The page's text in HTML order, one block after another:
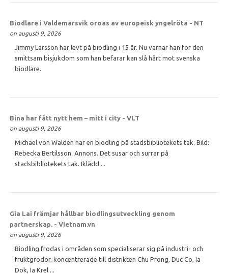
Biodlare i Valdemarsvik oroas av europeisk yngelröta - NT
on augusti 9, 2026
Jimmy Larsson har levt på biodling i 15 år. Nu varnar han för den
smittsam bisjukdom som han befarar kan slå hårt mot svenska
biodlare.
Bina har fått nytt hem – mitt i city - VLT
on augusti 9, 2026
Michael von Walden har en biodling på stadsbibliotekets tak. Bild:
Rebecka Bertilsson. Annons. Det susar och surrar på
stadsbibliotekets tak. Iklädd ...
Gia Lai främjar hållbar biodlingsutveckling genom
partnerskap. - Vietnam.vn
on augusti 9, 2026
Biodling frodas i områden som specialiserar sig på industri- och
fruktgrödor, koncentrerade till distrikten Chu Prong, Duc Co, Ia
Dok, Ia Krel ...